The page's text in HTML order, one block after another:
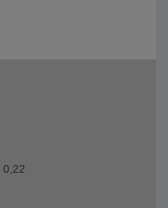
0,22